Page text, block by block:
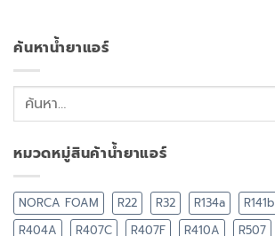
ค้นหาน้ำยาแอร์
หมวดหมู่สินค้าน้ำยาแอร์
NORCA FOAM R22 R32 R134a R141b
R404A
R407C R407F R410A R507